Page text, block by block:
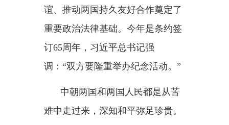
自空中俯瞰，正是农忙时节，
分享：
主办：新疆乌恰县人民政府办公室承办：新疆乌恰县政务服务
政府网站标识码：6530240001 新公网安备65302402000101号